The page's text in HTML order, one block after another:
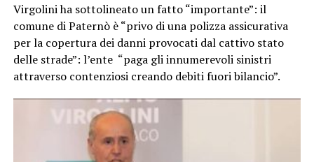
Virgolini ha sottolineato un fatto “importante”: il
comune di Paternò è “privo di una polizza assicurativa
per la copertura dei danni provocati dal cattivo stato
delle strade”: l’ente “paga gli innumerevoli sinistri
attraverso contenziosi creando debiti fuori bilancio”.